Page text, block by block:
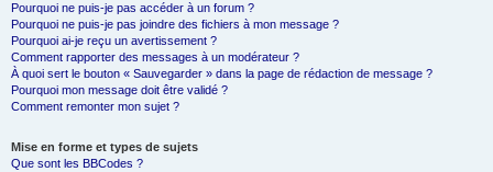
Pourquoi ne puis-je pas accéder à un forum ?
Pourquoi ne puis-je pas joindre des fichiers à mon message ?
Pourquoi ai-je reçu un avertissement ?
Comment rapporter des messages à un modérateur ?
À quoi sert le bouton « Sauvegarder » dans la page de rédaction de message ?
Pourquoi mon message doit être validé ?
Comment remonter mon sujet ?
Mise en forme et types de sujets
Que sont les BBCodes ?